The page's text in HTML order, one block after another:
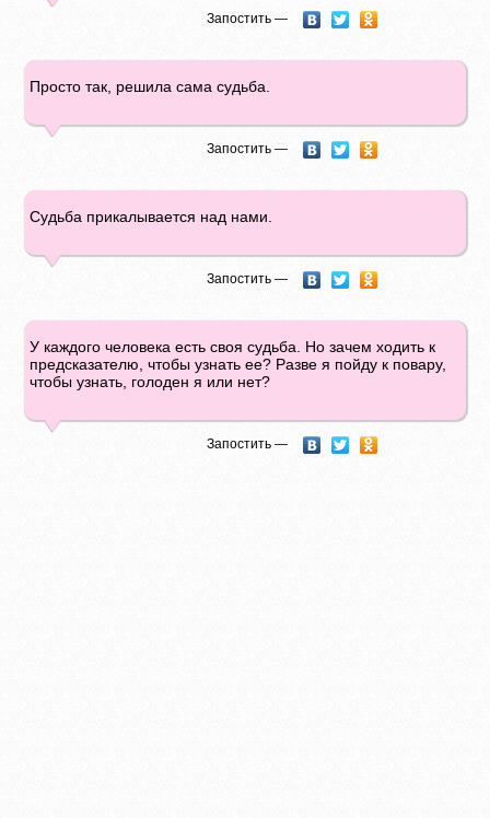
Запостить —
Просто так, решила сама судьба.
Запостить —
Судьба прикалывается над нами.
Запостить —
У каждого человека есть своя судьба. Но зачем ходить к
предсказателю, чтобы узнать ее? Разве я пойду к повару,
чтобы узнать, голоден я или нет?
Запостить —